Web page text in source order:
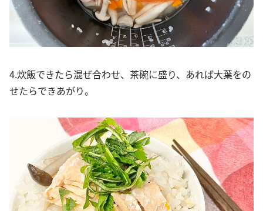
4.炊飯できたら混ぜ合わせ、茶碗に盛り、あれば大葉をの
せたらできあがり。